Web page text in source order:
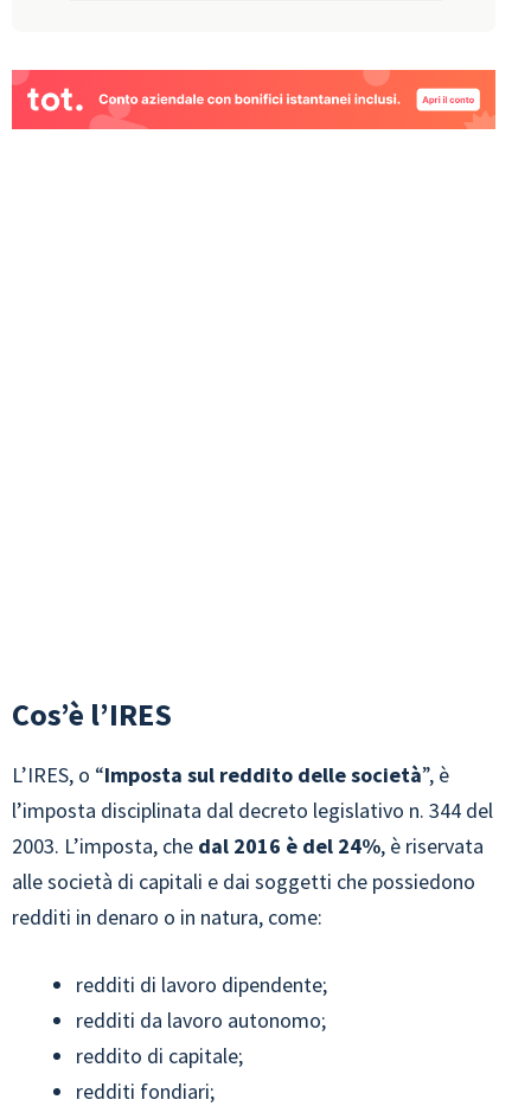
Cos’è l’IRES
L’IRES, o “Imposta sul reddito delle società”, è
l’imposta disciplinata dal decreto legislativo n. 344 del
2003. L’imposta, che dal 2016 è del 24%, è riservata
alle società di capitali e dai soggetti che possiedono
redditi in denaro o in natura, come:
redditi di lavoro dipendente;
redditi da lavoro autonomo;
reddito di capitale;
redditi fondiari;